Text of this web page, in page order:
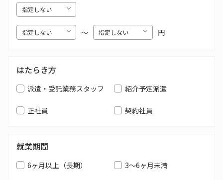
〜 円
はたらき方
派遣・受託業務スタッフ 紹介予定派遣
正社員 契約社員
就業期間
6ヶ月以上（長期） 3～6ヶ月未満